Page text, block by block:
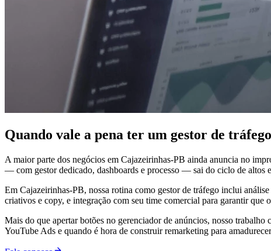
Quando vale a pena ter um gestor de
A maior parte dos negócios em Cajazeirinhas-PB ainda anuncia no
— com gestor dedicado, dashboards e processo — sai do ciclo de altos
Em Cajazeirinhas-PB, nossa rotina como gestor de tráfego inclui
criativos e copy, e integração com seu time comercial para garantir
Mais do que apertar botões no gerenciador de anúncios, nosso
YouTube Ads e quando é hora de construir remarketing para